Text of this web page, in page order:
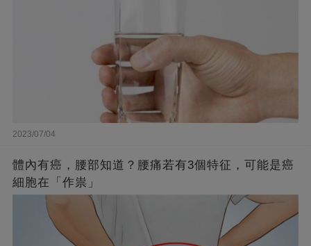
2023/07/04
體內有癌，腰部知道？腰痛若有3個特征，可能是癌
細胞在「作祟」